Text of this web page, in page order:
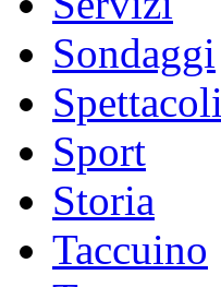
Sondaggi
Spettacoli
Sport
Storia
Taccuino